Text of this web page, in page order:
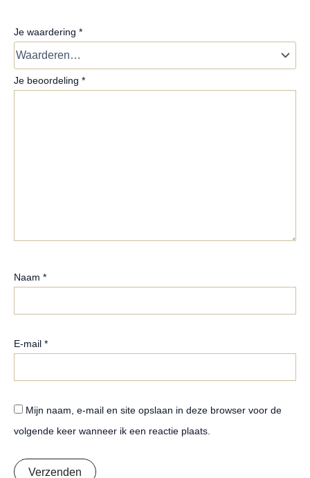
Je waardering *
Je beoordeling *
Naam *
E-mail *
Mijn naam, e-mail en site opslaan in deze browser voor de
volgende keer wanneer ik een reactie plaats.